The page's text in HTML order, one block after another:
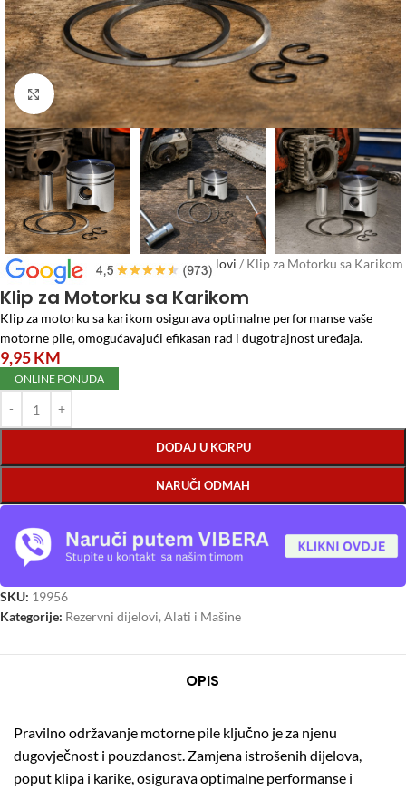
Click to enlarge
Početna/Alati i Mašine / Rezervni dijelovi / Klip za Motorku sa Karikom
Klip za Motorku sa Karikom
Klip za motorku sa karikom osigurava optimalne performanse vaše
motorne pile, omogućavajući efikasan rad i dugotrajnost uređaja.
9,95KM
ONLINE PONUDA
DODAJ U KORPU
NARUČI ODMAH
SKU: 19956
Kategorije: Rezervni dijelovi, Alati i Mašine
OPIS
Pravilno održavanje motorne pile ključno je za njenu
dugovječnost i pouzdanost. Zamjena istrošenih dijelova,
poput klipa i karike, osigurava optimalne performanse i